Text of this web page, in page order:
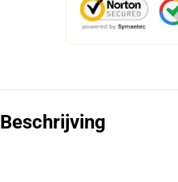
Beschrijving